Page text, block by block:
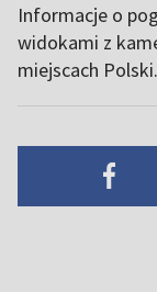
Informacje o
widokami z
miejscach Polski.